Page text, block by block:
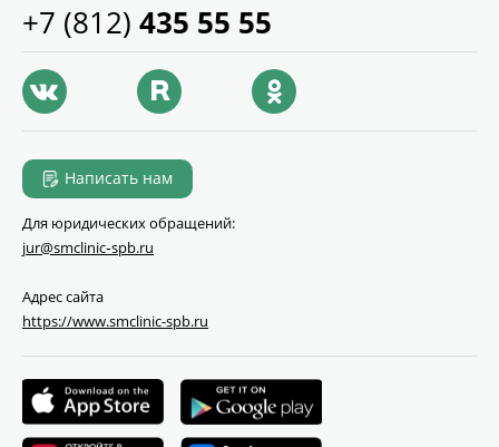
+7 (812) 435 55 55
Написать нам
Для юридических обращений:
jur@smclinic‑spb.ru
Адрес сайта
https://www.smclinic-spb.ru